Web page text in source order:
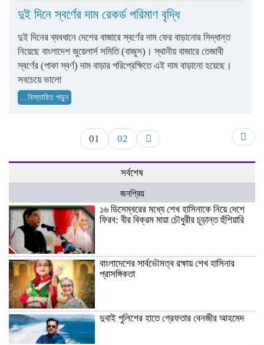
দুই দিনে স্বর্ণের দাম রেকর্ড পরিমাণ বৃদ্ধি
দুই দিনের ব্যবধানে দেশের বাজারে স্বর্ণের দাম ফের বাড়ানোর সিদ্ধান্ত
নিয়েছে বাংলাদেশ জুয়েলার্স সমিতি (বাজুস)। স্থানীয় বাজারে তেজাবী
স্বর্ণের (পাকা স্বর্ণ) দাম বাড়ার পরিপ্রেক্ষিতে এই দাম বাড়ানো হয়েছে।
সবচেয়ে ভালো
...বিস্তারিত পড়ুন
01 02
সর্বশেষ
জনপ্রিয়
১৬ ডিসেম্বরের মধ্যে শেখ হাসিনাকে নিয়ে দেশে
ফিরব: বীর বিক্রম মায়া চৌধুরীর চূড়ান্ত হুঁশিয়ারি
বাংলাদেশের সার্বভৌমত্ব রক্ষায় শেখ হাসিনার
প্রাসঙ্গিকতা
দুবাই পুলিশের হাতে গ্রেফতার বেনজীর আহমেদ